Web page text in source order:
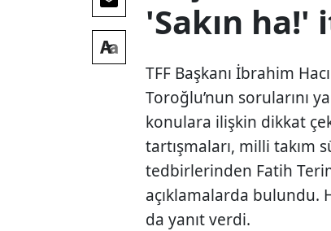
'Sakın ha!'
TFF Başkanı İbrahim
Toroğlu’nun sorularını
konulara ilişkin dikkat
tartışmaları, milli takım
tedbirlerinden Fatih
açıklamalarda bulundu.
da yanıt verdi.